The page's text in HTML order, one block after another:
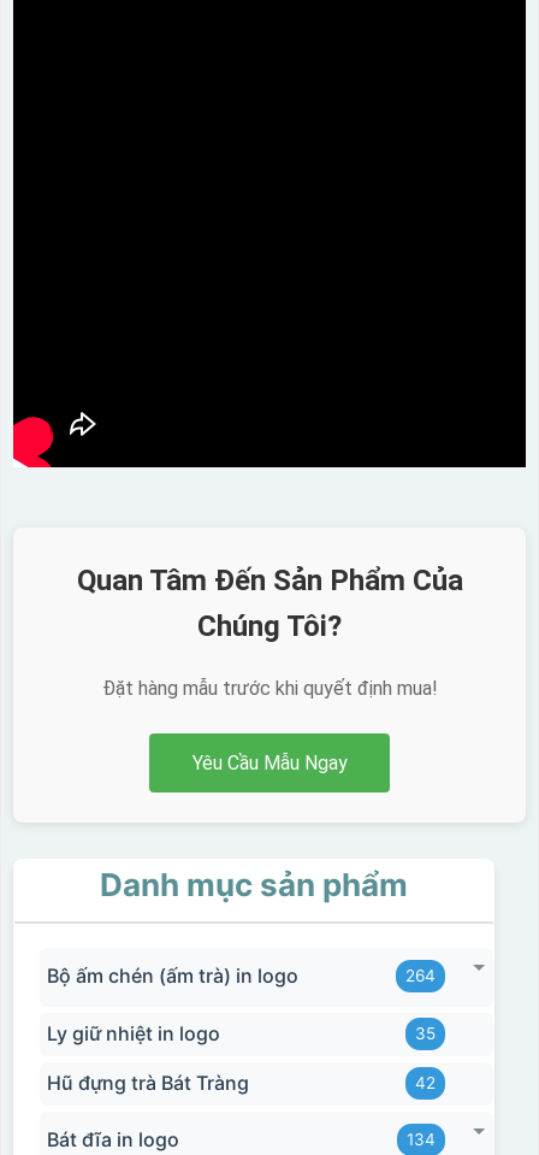
Quan Tâm Đến Sản Phẩm Của
Chúng Tôi?
Đặt hàng mẫu trước khi quyết định mua!
Yêu Cầu Mẫu Ngay
Danh mục sản phẩm
Bộ ấm chén (ấm trà) in logo 264
Ly giữ nhiệt in logo 35
Hũ đựng trà Bát Tràng 42
Bát đĩa in logo 134